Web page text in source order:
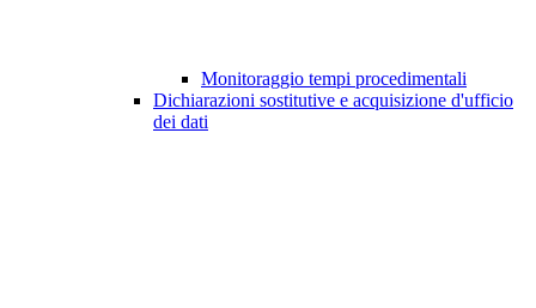
Monitoraggio tempi procedimentali
Dichiarazioni sostitutive e acquisizione d'ufficio
dei dati